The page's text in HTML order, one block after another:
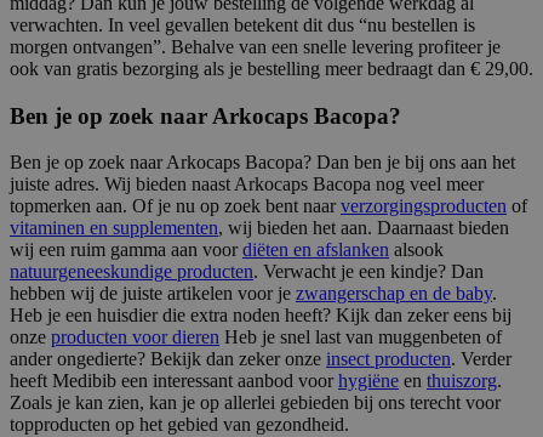
verwachten. In veel gevallen betekent dit dus “nu bestellen is
morgen ontvangen”. Behalve van een snelle levering profiteer je
ook van gratis bezorging als je bestelling meer bedraagt dan € 29,00.
Ben je op zoek naar Arkocaps Bacopa?
Ben je op zoek naar Arkocaps Bacopa? Dan ben je bij ons aan het
juiste adres. Wij bieden naast Arkocaps Bacopa nog veel meer
topmerken aan. Of je nu op zoek bent naarverzorgingsproducten of
vitaminen en supplementen, wij bieden het aan. Daarnaast bieden
wij een ruim gamma aan voordiëten en afslanken alsook
natuurgeneeskundige producten. Verwacht je een kindje? Dan
hebben wij de juiste artikelen voor je zwangerschap en de baby.
Heb je een huisdier die extra noden heeft? Kijk dan zeker eens bij
onze producten voor dieren Heb je snel last van muggenbeten of
ander ongedierte? Bekijk dan zeker onze insect producten. Verder
heeft Medibib een interessant aanbod voorhygiëne en thuiszorg.
Zoals je kan zien, kan je op allerlei gebieden bij ons terecht voor
topproducten op het gebied van gezondheid.